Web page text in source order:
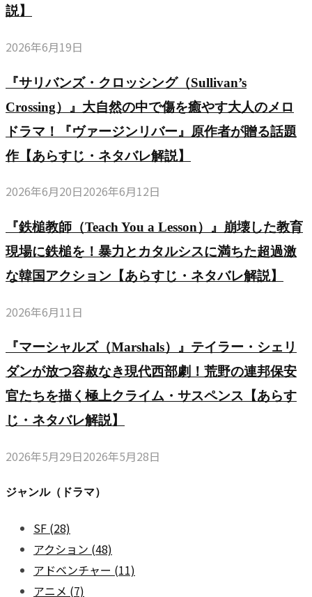
説】
2026年6月19日
『サリバンズ・クロッシング（Sullivan’s
Crossing）』大自然の中で傷を癒やす大人のメロ
ドラマ！『ヴァージンリバー』原作者が贈る話題
作【あらすじ・ネタバレ解説】
2026年6月20日2026年6月12日
『鉄槌教師（Teach You a Lesson）』崩壊した教育
現場に鉄槌を！暴力とカタルシスに満ちた超過激
な韓国アクション【あらすじ・ネタバレ解説】
2026年6月11日
『マーシャルズ（Marshals）』テイラー・シェリ
ダンが放つ容赦なき現代西部劇！荒野の連邦保安
官たちを描く極上クライム・サスペンス【あらす
じ・ネタバレ解説】
2026年5月29日2026年5月28日
ジャンル（ドラマ）
SF (28)
アクション (48)
アドベンチャー (11)
アニメ (7)